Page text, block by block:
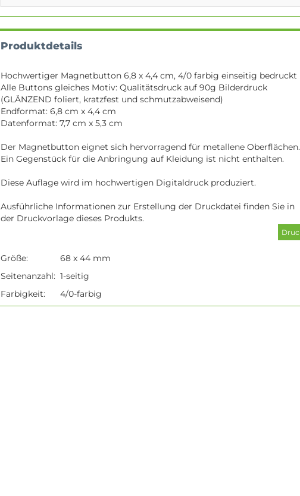
Produktdetails
Hochwertiger Magnetbutton 6,8 x 4,4 cm, 4/0 farbig einseitig bedruckt
Alle Buttons gleiches Motiv: Qualitätsdruck auf 90g Bilderdruck
(GLÄNZEND foliert, kratzfest und schmutzabweisend)
Endformat: 6,8 cm x 4,4 cm
Datenformat: 7,7 cm x 5,3 cm
Der Magnetbutton eignet sich hervorragend für metallene Oberflächen.
Ein Gegenstück für die Anbringung auf Kleidung ist nicht enthalten.
Diese Auflage wird im hochwertigen Digitaldruck produziert.
Ausführliche Informationen zur Erstellung der Druckdatei finden Sie in
der Druckvorlage dieses Produkts.
Größe:
68 x 44 mm
Seitenanzahl: 1-seitig
Farbigkeit:
4/0-farbig